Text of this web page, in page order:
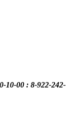
10-00 : 8-922-242-